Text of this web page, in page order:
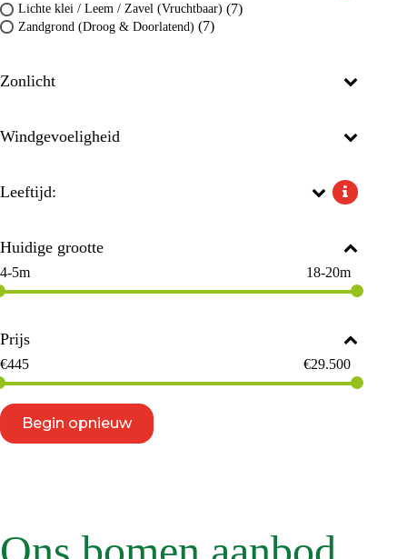
Lichte klei / Leem / Zavel (Vruchtbaar) (7)
Zandgrond (Droog & Doorlatend) (7)
Zonlicht
Windgevoeligheid
Leeftijd:
Huidige grootte
4-5m 18-20m
Prijs
€445 €29.500
Begin opnieuw